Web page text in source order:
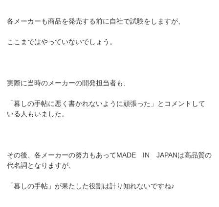
各メーカーも商品を発売する前に自社で試験をしますが、
ここまではやっていないでしょう。
実際に当時のメーカーの開発担当者も、
「暮しの手帖に悪く書かれないように頑張った」とコメントして
いる人もいました。
その後、各メーカーの努力もあってMADE IN JAPANは高品質の
代名詞となりますが、
「暮しの手帖」が果たした役割は計り知れないですね♪